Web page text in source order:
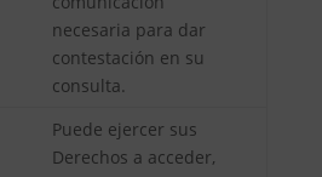
necesaria para dar
contestación en su
consulta.
Puede ejercer sus
Derechos a acceder,